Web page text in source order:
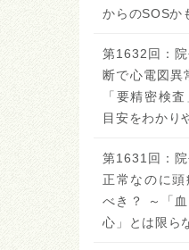
からのSOSか
第1632回：
断で心電図異
「要精密検
目安をわかり
第1631回：
正常なのに
べき？ ～「
心」とは限ら